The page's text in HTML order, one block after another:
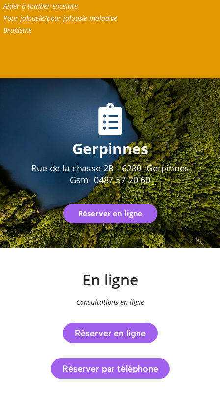
Aider à tomber enceinte
Pour jalousie/pour jalousie maladive
Bruxisme
Gerpinnes
Rue de la chasse 2B - 6280 Gerpinnes
Gsm 0487 57 20 60
Réserver en ligne
En ligne
Consultations en ligne
Réserver en ligne
Réserver par téléphone